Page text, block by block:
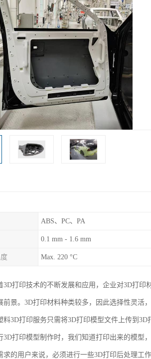
ABS、PC、PA
0.1 mm - 1.6 mm
Max. 220 °C
3D打印技术的不断发展和应用，企业对3D打
前景。3D打印材料种类较多，因此选择性灵活
料3D打印服务只需将3D打印模型文件上传到
3D打印模型制作时，我们知道打印出来的模型
求的用户来说，必须进行一些3D打印后处理工